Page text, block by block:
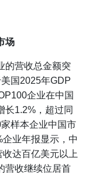
场
的营收总金额突
国2025年GDP
企业在中国
长1.2%，超过同
样本企业中国市
业年报显示，中
达百亿美元以上
营收继续位居首